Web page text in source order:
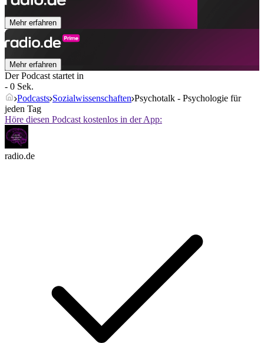
Mehr erfahren
Mehr erfahren
Der Podcast startet in
- 0 Sek.
Podcasts Sozialwissenschaften Psychotalk - Psychologie für
jeden Tag
Höre diesen Podcast kostenlos in der App:
radio.de